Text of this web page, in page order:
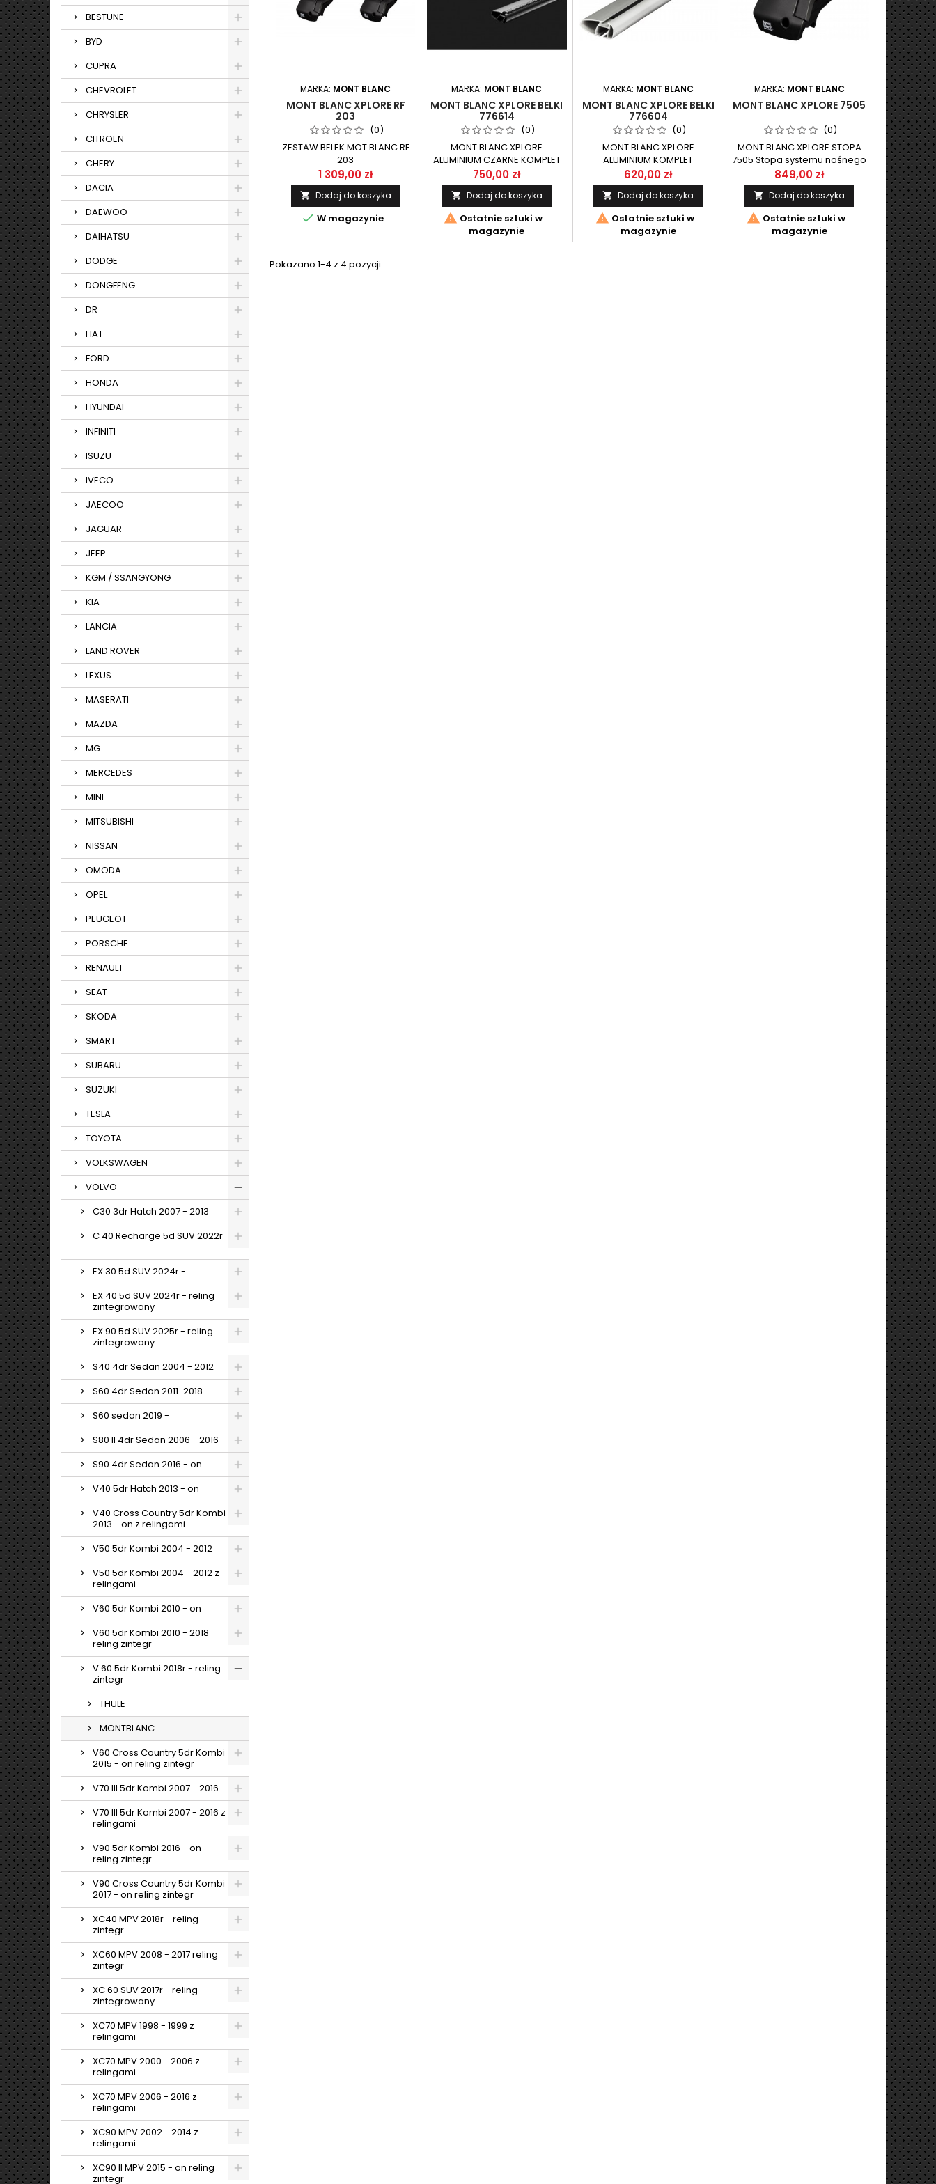
BESTUNE
BYD
CUPRA
CHEVROLET
CHRYSLER
CITROEN
CHERY
DACIA
DAEWOO
DAIHATSU
DODGE
DONGFENG
DR
FIAT
FORD
HONDA
HYUNDAI
INFINITI
ISUZU
IVECO
JAECOO
JAGUAR
JEEP
KGM / SSANGYONG
KIA
LANCIA
LAND ROVER
LEXUS
MASERATI
MAZDA
MG
MERCEDES
MINI
MITSUBISHI
NISSAN
OMODA
OPEL
PEUGEOT
PORSCHE
RENAULT
SEAT
SKODA
SMART
SUBARU
SUZUKI
TESLA
TOYOTA
VOLKSWAGEN
VOLVO
C30 3dr Hatch 2007 - 2013
C 40 Recharge 5d SUV 2022r
-
EX 30 5d SUV 2024r -
EX 40 5d SUV 2024r - reling
zintegrowany
EX 90 5d SUV 2025r - reling
zintegrowany
S40 4dr Sedan 2004 - 2012
S60 4dr Sedan 2011-2018
S60 sedan 2019 -
S80 II 4dr Sedan 2006 - 2016
S90 4dr Sedan 2016 - on
V40 5dr Hatch 2013 - on
V40 Cross Country 5dr Kombi
2013 - on z relingami
V50 5dr Kombi 2004 - 2012
V50 5dr Kombi 2004 - 2012 z
relingami
V60 5dr Kombi 2010 - on
V60 5dr Kombi 2010 - 2018
reling zintegr
V 60 5dr Kombi 2018r - reling
zintegr
THULE
MONTBLANC
V60 Cross Country 5dr Kombi
2015 - on reling zintegr
V70 III 5dr Kombi 2007 - 2016
V70 III 5dr Kombi 2007 - 2016 z
relingami
V90 5dr Kombi 2016 - on
reling zintegr
V90 Cross Country 5dr Kombi
2017 - on reling zintegr
XC40 MPV 2018r - reling
zintegr
XC60 MPV 2008 - 2017 reling
zintegr
XC 60 SUV 2017r - reling
zintegrowany
XC70 MPV 1998 - 1999 z
relingami
XC70 MPV 2000 - 2006 z
relingami
XC70 MPV 2006 - 2016 z
relingami
XC90 MPV 2002 - 2014 z
relingami
XC90 II MPV 2015 - on reling
zintegr
MARKA: MONT BLANC
MONT BLANC XPLORE RF
203
(0)
ZESTAW BELEK MOT BLANC RF
203
1 309,00 zł
 Dodaj do koszyka
 W magazynie
MARKA: MONT BLANC
MONT BLANC XPLORE BELKI
776614
(0)
MONT BLANC XPLORE
ALUMINIUM CZARNE KOMPLET
ALUMINIOWYCH BELEK
PRZEZNACZONY DO SYSTEMU
NOŚNEGO XPLORE MONT
BLANC.
750,00 zł
 Dodaj do koszyka
 Ostatnie sztuki w
magazynie
MARKA: MONT BLANC
MONT BLANC XPLORE BELKI
776604
(0)
MONT BLANC XPLORE
ALUMINIUM KOMPLET
ALUMINIOWYCH BELEK
PRZEZNACZONY DO SYSTEMU
NOŚNEGO XPLORE MONT
BLANC.
620,00 zł
 Dodaj do koszyka
 Ostatnie sztuki w
magazynie
MARKA: MONT BLANC
MONT BLANC XPLORE 7505
(0)
MONT BLANC XPLORE STOPA
7505 Stopa systemu nośnego
XPLORE przeznaczone do
samochodów według listy
aplikacyjnej. Stopa
posiadająca najłatwiejszy
sposób montażu do relingu .
849,00 zł
 Dodaj do koszyka
 Ostatnie sztuki w
magazynie
Pokazano 1-4 z 4 pozycji